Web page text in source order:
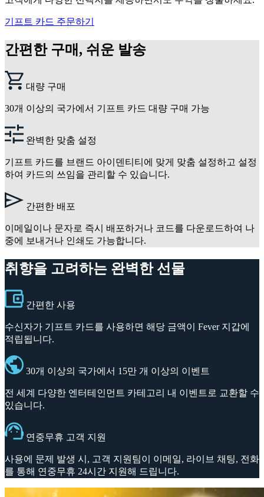
기프트 카드 주문하기
간편한 구매, 쉬운 발송
대량 구매
30개 이상의 국가에서 기프트 카드 대량 구매 가능
완벽한 맞춤 설정
기프트 카드를 브랜드 아이덴티티에 맞게 맞춤 설정하고 설정
하여 카드의 쓰임을 관리할 수 있습니다.
간편한 배포
이메일이나 문자로 즉시 배포하거나 코드를 다운로드하여 나
중에 보내거나 인쇄도 가능합니다.
취향을 고려하는 완벽한 선물
간편한 사용
수신자가 기프트 카드를 사용하면 해당 금액이 Fever 지갑에
적립됩니다.
30개 이상의 국가에서 15만 개 이상의 이벤트
전 세계 다양한 엔터테인먼트 카테고리 내 이벤트로 교환할 수
있습니다.
연중무휴 고객 지원
사용에 문제 발생 시, 고객 지원팀이 이메일, 라이브 채팅, 전화
를 통해 연중무휴 24시간 지원해 드립니다.